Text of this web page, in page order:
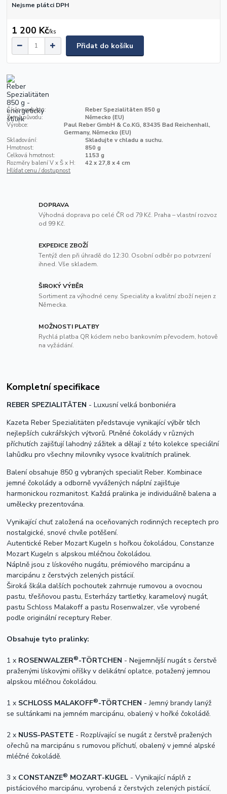
Nejsme plátci DPH
1 200 Kč/ks
Přidat do košíku
Číslo produktu:
Reber Spezialitäten 850 g
Země původu:
Německo (EU)
Výrobce:
Paul Reber GmbH & Co.KG, 83435 Bad Reichenhall,
Germany, Německo (EU)
Skladování:
Skladujte v chladu a suchu.
Hmotnost:
850 g
Celková hmotnost:
1153 g
Rozměry balení V x Š x H:
42 x 27,8 x 4 cm
Hlídat cenu / dostupnost
DOPRAVA
Výhodná doprava po celé ČR od 79 Kč. Praha – vlastní rozvoz
od 99 Kč.
EXPEDICE ZBOŽÍ
Tentýž den při úhradě do 12:30. Osobní odběr po potvrzení
ihned. Vše skladem.
ŠIROKÝ VÝBĚR
Sortiment za výhodné ceny. Speciality a kvalitní zboží nejen z
Německa.
MOŽNOSTI PLATBY
Rychlá platba QR kódem nebo bankovním převodem, hotově
na vyžádání.
Kompletní specifikace
REBER SPEZIALITÄTEN - Luxusní velká bonboniéra
Kazeta Reber Spezialitäten představuje vynikající výběr těch
nejlepších cukrářských výtvorů. Plněné čokolády v různých
příchutích zajišťují lahodný zážitek a dělají z této kolekce speciální
lahůdku pro všechny milovníky vysoce kvalitních pralinek.
Balení obsahuje 850 g vybraných specialit Reber. Kombinace
jemné čokolády a odborně vyvážených náplní zajišťuje
harmonickou rozmanitost. Každá pralinka je individuálně balena a
umělecky prezentována.
Vynikající chuť založená na oceňovaných rodinných receptech pro
nostalgické, snové chvíle potěšení.
Autentické Reber Mozart Kugeln s hořkou čokoládou, Constanze
Mozart Kugeln s alpskou mléčnou čokoládou.
Náplně jsou z lískového nugátu, prémiového marcipánu a
marcipánu z čerstvých zelených pistácií.
Široká škála dalších pochoutek zahrnuje rumovou a ovocnou
pastu, třešňovou pastu, Esterházy tartletky, karamelový nugát,
pastu Schloss Malakoff a pastu Rosenwalzer, vše vyrobené
podle originální receptury Reber.
Obsahuje tyto pralinky:
1 x ROSENWALZER®-TÖRTCHEN - Nejjemnější nugát s čerstvě
praženými lískovými oříšky v delikátní oplatce, potažený jemnou
alpskou mléčnou čokoládou.
1 x SCHLOSS MALAKOFF®-TÖRTCHEN - Jemný brandy lanýž
se sultánkami na jemném marcipánu, obalený v hořké čokoládě.
2 x NUSS-PASTETE - Rozplívající se nugát z čerstvě pražených
ořechů na marcipánu s rumovou příchutí, obalený v jemné alpské
mléčné čokoládě.
3 x CONSTANZE® MOZART-KUGEL - Vynikající náplň z
pistáciového marcipánu, vyrobená z čerstvých zelených pistácií,